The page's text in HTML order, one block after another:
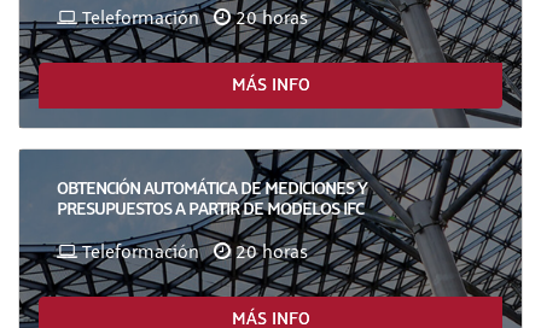
Teleformación 20 horas
MÁS INFO
OBTENCIÓN AUTOMÁTICA DE MEDICIONES Y
PRESUPUESTOS A PARTIR DE MODELOS IFC
Teleformación 20 horas
MÁS INFO